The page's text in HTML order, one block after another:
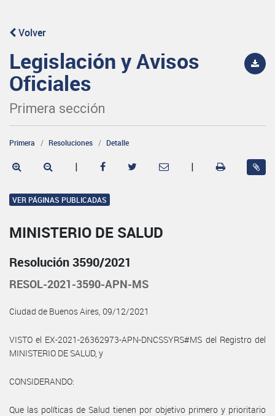
Volver
Legislación y Avisos
Oficiales
Primera sección
Primera Resoluciones Detalle
| |
VER PÁGINAS PUBLICADAS
MINISTERIO DE SALUD
Resolución 3590/2021
RESOL-2021-3590-APN-MS
Ciudad de Buenos Aires, 09/12/2021
VISTO el EX-2021-26362973-APN-DNCSSYRS#MS del Registro del
MINISTERIO DE SALUD, y
CONSIDERANDO:
Que las políticas de Salud tienen por objetivo primero y prioritario